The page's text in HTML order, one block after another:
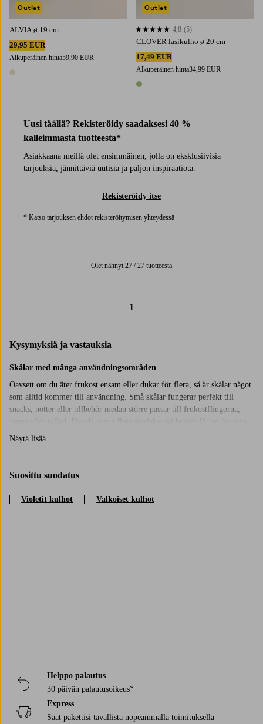
ALVIA ø 19 cm
29,95 EUR
Alkuperäinen hinta59,90 EUR
1 väri
Outlet
Uusi täällä? Rekisteröidy saadaksesi 40 %
kalleimmasta tuotteesta*
Asiakkaana meillä olet ensimmäinen, jolla on eksklusiivisia
tarjouksia, jännittäviä uutisia ja paljon inspiraatiota.
Rekisteröidy itse
* Katso tarjouksen ehdot rekisteröitymisen yhteydessä
CLOVER lasikulho ø 20 cm
17,49 EUR
Alkuperäinen hinta34,99 EUR
1 väri
4,8 perustuen 5 arvosanaan
4,8 (5)
Outlet
Olet nähnyt 27 / 27 tuotteesta
1
Kysymyksiä ja vastauksia
Skålar med många användningsområden
Oavsett om du äter frukost ensam eller dukar för flera, så är skålar något
som alltid kommer till användning. Små skålar fungerar perfekt till
snacks, nötter eller tillbehör medan större passar till frukostflingorna,
dukning. En liten soppskål vid varje tallrik ger dukningen det lilla extra,
färska bär eller chokladsås, så blir det både gott och fint att ställa fram.
Fina detaljer till bordet
Näytä lisää
Suosittu suodatus
Violetit kulhot Valkoiset kulhot
Helppo palautus
30 päivän palautusoikeus*
Express
Saat pakettisi tavallista nopeammalla toimituksella